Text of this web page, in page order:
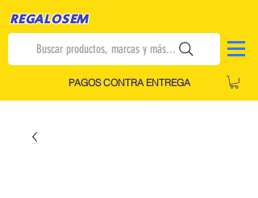
REGALOSEM
Buscar productos, marcas y más...
PAGOS CONTRA ENTREGA